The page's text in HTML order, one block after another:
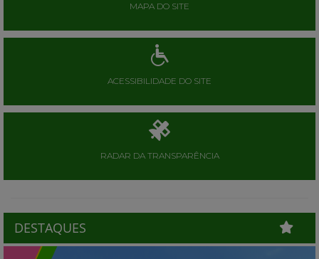
MAPA DO SITE
ACESSIBILIDADE DO SITE
RADAR DA TRANSPARÊNCIA
DESTAQUES